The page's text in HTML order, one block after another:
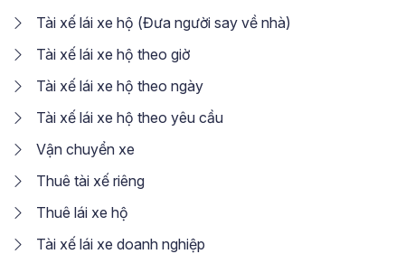
Tài xế lái xe hộ (Đưa người say về nhà)
Tài xế lái xe hộ theo giờ
Tài xế lái xe hộ theo ngày
Tài xế lái xe hộ theo yêu cầu
Vận chuyển xe
Thuê tài xế riêng
Thuê lái xe hộ
Tài xế lái xe doanh nghiệp